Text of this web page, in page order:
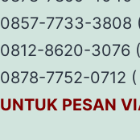
0857-7733-3808
0812-8620-3076
0878-7752-0712 (
UNTUK PESAN